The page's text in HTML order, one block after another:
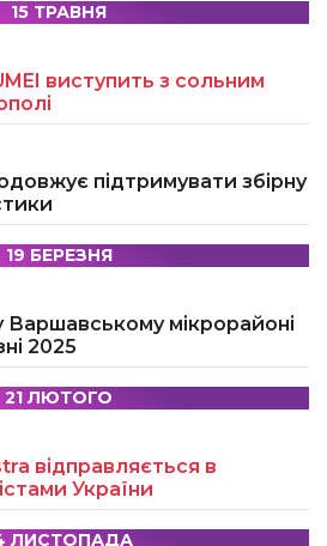
15 ТРАВНЯ
виступить з сольним
підтримувати збірну
19 БЕРЕЗНЯ
Варшавському мікрорайоні
2025
21 ЛЮТОГО
відправляється в
України
ЛИСТОПАДА